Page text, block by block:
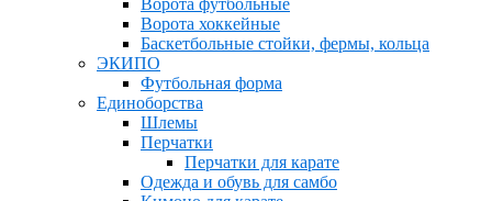
Ворота хоккейные
Баскетбольные стойки, фермы, кольца
ЭКИПО
Футбольная форма
Единоборства
Шлемы
Перчатки
Перчатки для карате
Одежда и обувь для самбо